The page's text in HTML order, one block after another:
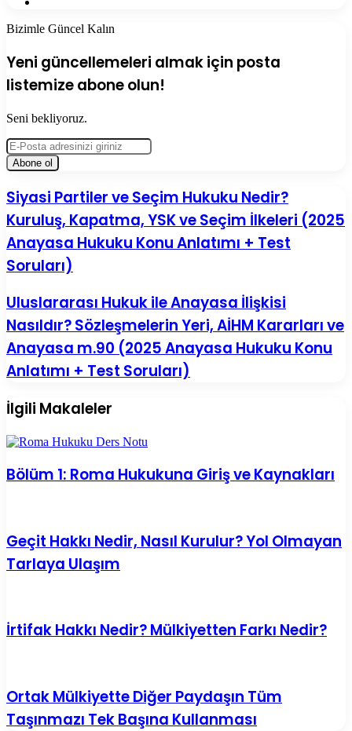
Bizimle Güncel Kalın
Yeni güncellemeleri almak için posta
listemize abone olun!
Seni bekliyoruz.
E-
Posta
adresinizi
Siyasi
Partiler
ve
Seçim
Hukuku
Nedir?
Kuruluş,
YSK
ve
Seçim
İlkeleri
Anayasa
Konu
Anlatımı
+
Test
Siyasi Partiler ve Seçim Hukuku Nedir?
Kuruluş, Kapatma, YSK ve Seçim İlkeleri (2025
Anayasa Hukuku Konu Anlatımı + Test
Soruları)
Uluslararası
Hukuk
ile
Anayasa
İlişkisi
Nasıldır?
Sözleşmelerin
AİHM
ve
m.90
(2025
Anlatımı
+
Test
Uluslararası Hukuk ile Anayasa İlişkisi
Nasıldır? Sözleşmelerin Yeri, AİHM Kararları ve
Anayasa m.90 (2025 Anayasa Hukuku Konu
Anlatımı + Test Soruları)
İlgili Makaleler
Bölüm 1: Roma Hukukuna Giriş ve Kaynakları
Geçit Hakkı Nedir, Nasıl Kurulur? Yol Olmayan
Tarlaya Ulaşım
İrtifak Hakkı Nedir? Mülkiyetten Farkı Nedir?
Ortak Mülkiyette Diğer Paydaşın Tüm
Taşınmazı Tek Başına Kullanması